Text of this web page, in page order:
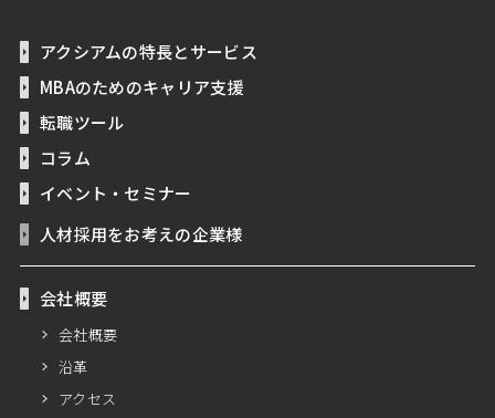
アクシアムの特長とサービス
MBAのためのキャリア支援
転職ツール
コラム
イベント・セミナー
人材採用をお考えの企業様
会社概要
会社概要
沿革
アクセス